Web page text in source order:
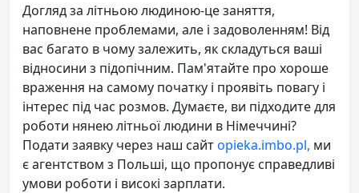
Догляд за літньою людиною-це заняття,
наповнене проблемами, але і задоволенням! Від
вас багато в чому залежить, як складуться ваші
відносини з підопічним. Пам'ятайте про хороше
враження на самому початку і проявіть повагу і
інтерес під час розмов. Думаєте, ви підходите для
роботи нянею літньої людини в Німеччині?
Подати заявку через наш сайтopieka.imbo.pl, ми
є агентством з Польші, що пропонує справедливі
умови роботи і високі зарплати.